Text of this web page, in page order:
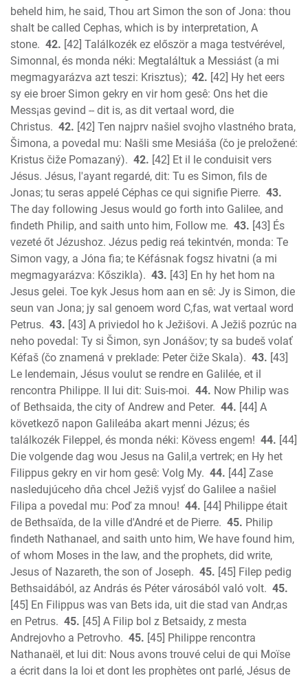
beheld him, he said, Thou art Simon the son of Jona: thou
shalt be called Cephas, which is by interpretation, A
stone. 42. [42] Találkozék ez először a maga testvérével,
Simonnal, és monda néki: Megtaláltuk a Messiást (a mi
megmagyarázva azt teszi: Krisztus); 42. [42] Hy het eers
sy eie broer Simon gekry en vir hom gesê: Ons het die
Mess¡as gevind -- dit is, as dit vertaal word, die
Christus. 42. [42] Ten najprv našiel svojho vlastného brata,
Šimona, a povedal mu: Našli sme Mesiáša (čo je preložené:
Kristus čiže Pomazaný). 42. [42] Et il le conduisit vers
Jésus. Jésus, l'ayant regardé, dit: Tu es Simon, fils de
Jonas; tu seras appelé Céphas ce qui signifie Pierre. 43.
The day following Jesus would go forth into Galilee, and
findeth Philip, and saith unto him, Follow me. 43. [43] És
vezeté őt Jézushoz. Jézus pedig reá tekintvén, monda: Te
Simon vagy, a Jóna fia; te Kéfásnak fogsz hivatni (a mi
megmagyarázva: Kőszikla). 43. [43] En hy het hom na
Jesus gelei. Toe kyk Jesus hom aan en sê: Jy is Simon, die
seun van Jona; jy sal genoem word C,fas, wat vertaal word
Petrus. 43. [43] A priviedol ho k Ježišovi. A Ježiš pozrúc na
neho povedal: Ty si Šimon, syn Jonášov; ty sa budeš volať
Kéfaš (čo znamená v preklade: Peter čiže Skala). 43. [43]
Le lendemain, Jésus voulut se rendre en Galilée, et il
rencontra Philippe. Il lui dit: Suis-moi. 44. Now Philip was
of Bethsaida, the city of Andrew and Peter. 44. [44] A
következő napon Galileába akart menni Jézus; és
találkozék Fileppel, és monda néki: Kövess engem! 44. [44]
Die volgende dag wou Jesus na Galil,a vertrek; en Hy het
Filippus gekry en vir hom gesê: Volg My. 44. [44] Zase
nasledujúceho dňa chcel Ježiš vyjsť do Galilee a našiel
Filipa a povedal mu: Poď za mnou! 44. [44] Philippe était
de Bethsaïda, de la ville d'André et de Pierre. 45. Philip
findeth Nathanael, and saith unto him, We have found him,
of whom Moses in the law, and the prophets, did write,
Jesus of Nazareth, the son of Joseph. 45. [45] Filep pedig
Bethsaidából, az András és Péter városából való volt. 45.
[45] En Filippus was van Bets ida, uit die stad van Andr,as
en Petrus. 45. [45] A Filip bol z Betsaidy, z mesta
Andrejovho a Petrovho. 45. [45] Philippe rencontra
Nathanaël, et lui dit: Nous avons trouvé celui de qui Moïse
a écrit dans la loi et dont les prophètes ont parlé, Jésus de